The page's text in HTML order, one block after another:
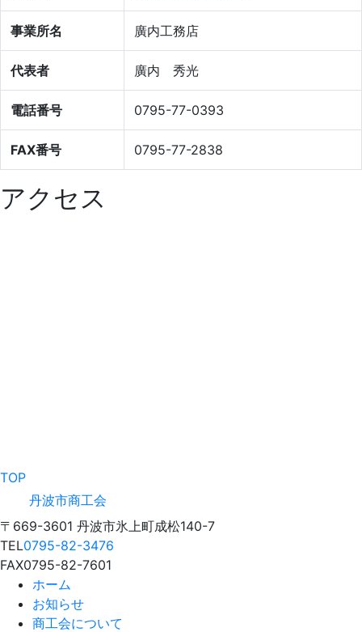
事業所名 廣内工務店
代表者 廣内 秀光
電話番号 0795-77-0393
FAX番号 0795-77-2838
アクセス
TOP
丹波市商工会
〒669-3601 丹波市氷上町成松140-7
TEL0795-82-3476
FAX0795-82-7601
ホーム
お知らせ
商工会について